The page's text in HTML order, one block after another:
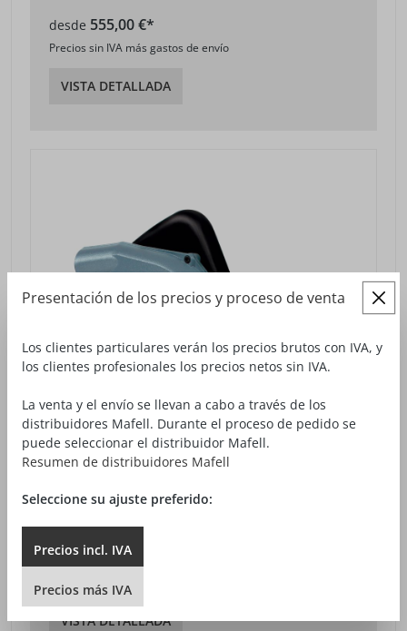
desde 555,00 €*
Precios sin IVA más gastos de envío
VISTA DETALLADA
desde388,00 €*
Precios sin IVA más gastos de envío
VISTA DETALLADA
Presentación de los precios y proceso de venta
Los clientes particulares verán los precios brutos con IVA, y
los clientes profesionales los precios netos sin IVA.
La venta y el envío se llevan a cabo a través de los
distribuidores Mafell. Durante el proceso de pedido se
puede seleccionar el distribuidor Mafell.
Resumen de distribuidores Mafell
Seleccione su ajuste preferido:
Precios incl. IVA
Precios más IVA